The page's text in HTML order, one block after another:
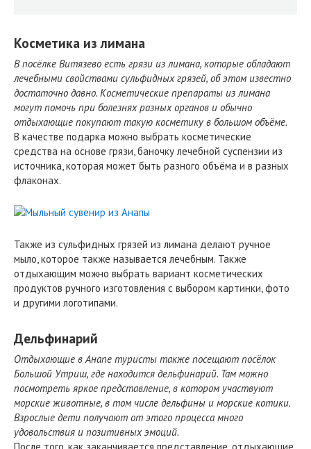
Косметика из лимана
В посёлке Витязево есть грязи из лимана, которые обладают
лечебными свойствами сульфидных грязей, об этом известно
достаточно давно. Косметические препараты из лимана
могут помочь при болезнях разных органов и обычно
отдыхающие покупают такую косметику в большом объёме.
В качестве подарка можно выбрать косметические
средства на основе грязи, баночку лечебной суспензии из
источника, которая может быть разного объёма и в разных
флаконах.
Также из сульфидных грязей из лимана делают ручное
мыло, которое также называется лечебным. Также
отдыхающим можно выбрать вариант косметических
продуктов ручного изготовления с выбором картинки, фото
и другими логотипами.
Дельфинарий
Отдыхающие в Анапе туристы также посещают посёлок
Большой Утриш, где находится дельфинарий. Там можно
посмотреть яркое представление, в котором участвуют
морские животные, в том числе дельфины и морские котики.
Взрослые дети получают от этого процесса много
удовольствия и позитивных эмоций.